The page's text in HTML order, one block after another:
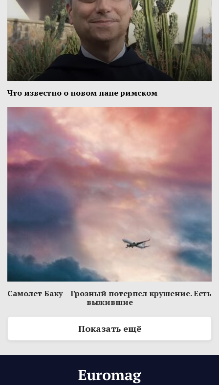
Что известно о новом папе римском
Самолет Баку – Грозный потерпел крушение. Есть
выжившие
Показать ещё